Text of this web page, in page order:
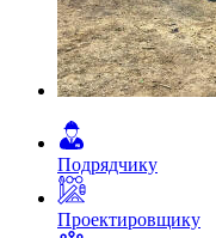
Подрядчику
Проектировщику